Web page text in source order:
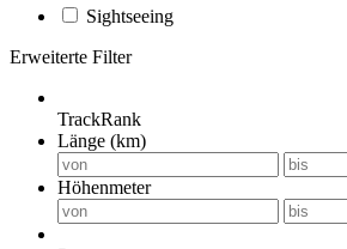
Sightseeing
Erweiterte Filter
TrackRank
Länge (km)
Höhenmeter